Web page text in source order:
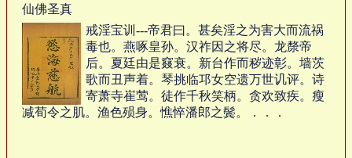
仙佛圣真
戒淫宝训---帝君曰。甚矣淫之为害大而流祸
毒也。燕啄皇孙。汉祚因之将尽。龙漦帝
后。夏廷由是窡衰。新台作而秽迹彰。墙茨
歌而丑声着。琴挑临邛女空遗万世讥评。诗
寄萧寺崔莺。徒作千秋笑柄。贪欢致疾。瘦
减荀令之肌。渔色殒身。憔悴潘郎之鬓。．．．